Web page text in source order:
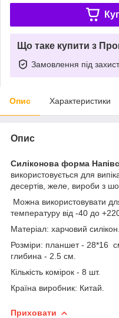
Що таке купити з
Замовлення під
Опис Характеристики
Опис
Силіконова форма
використовується для
десертів, желе, вироби з
Можна використовувати
температуру від -40 до
Матеріал: харчовий силікон.
Розміри: планшет - 28*16
глибина - 2.5 см.
Кількість комірок - 8 шт.
Країна виробник: Китай.
Приховати